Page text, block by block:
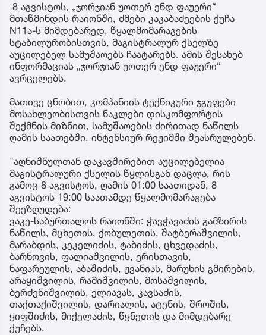
8 აგვისტოს, „ჯორჯიან უოთერ ენდ ფაუერი“
მთაწმინდის რაიონში, ძმები კაკაბაძეების ქუჩა
N11ა-ს მიმდებარედ, წყალმომარაგების
სტაბილურობისთვის, მაგისტრალურ ქსელზე
აუცილებელ სამუშაოებს ჩაატარებს. ამის შესახებ
ინფორმაციას „ჯორჯიან უოთერ ენდ ფაუერი“
ავრცელებს.
მათივე ცნობით, კომპანიის ტექნიკური ჯგუფები
მოსახლეობისთვის ნაკლები დისკომფორტის
შექმნის მიზნით, სამუშაოების ძირითად ნაწილს
ღამის საათებში, ინტენსიურ რეჟიმში შეასრულებენ.
"აღნიშნულთან დაკავშირებით აუცილებელია
მაგისტრალური ქსელის წყლისგან დაცლა, რის
გამოც 8 აგვისტოს, ღამის 01:00 საათიდან, 8
აგვისტოს 19:00 საათამდე წყალმომარაგება
შეეზღუდება:
ვაკე-საბურთალოს რაიონში: ჭავჭავაძის გამზირის
ნაწილს, მცხეთის, ქობულეთის, შატბერაშვილის,
მარაბდის, კეკელიძის, ტაბიძის, ცხვედაძის,
ბარნოვის, ფალიაშვილის, ერისთავის,
ნაფარეულის, აბაშიძის, ჟვანიას, მარუხის გმირების,
არაყიშვილის, რამიშვილის, მოსაშვილის,
ბერძენიშვილის, ელიავას, კავსაძის,
თაქთაქიშვილის, დარიალის, ატენის, შროშის,
ყიფშიძის, მიქელაძის, წყნეთის და მიმდებარე
ქუჩებს.